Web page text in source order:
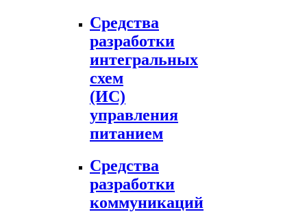
Средства
разработки
интегральных
схем
(ИС)
управления
питанием
Средства
разработки
коммуникаций